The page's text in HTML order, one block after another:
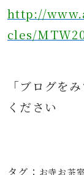
http://
cles/
「ブログを
ください
タグ： お寺お茶室